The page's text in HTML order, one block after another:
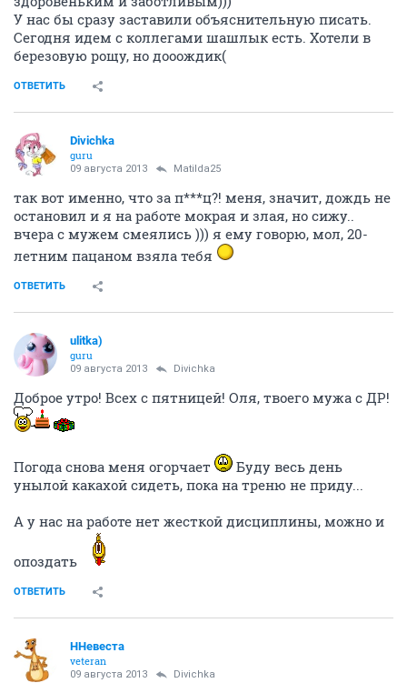
У нас бы сразу заставили объяснительную писать.
Сегодня идем с коллегами шашлык есть. Хотели в
березовую рощу, но дооождик(
ОТВЕТИТЬ
Divichka
guru
09 августа 2013 Matilda25
так вот именно, что за п***ц?! меня, значит, дождь не
остановил и я на работе мокрая и злая, но сижу..
вчера с мужем смеялись ))) я ему говорю, мол, 20-
летним пацаном взяла тебя
ОТВЕТИТЬ
ulitka)
guru
09 августа 2013 Divichka
Доброе утро! Всех с пятницей! Оля, твоего мужа с ДР!
Погода снова меня огорчает
Буду весь день
унылой какахой сидеть, пока на треню не приду...
А у нас на работе нет жесткой дисциплины, можно и
опоздать
ОТВЕТИТЬ
ННевеста
veteran
09 августа 2013 Divichka